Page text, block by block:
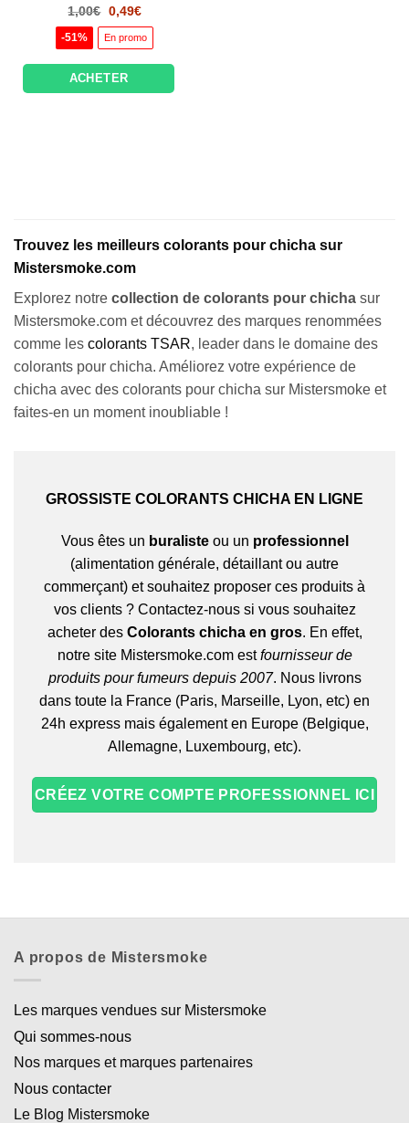
1,00€ Le
prix
initial
était :
0,49€Le
actuel
est :
-51% En promo
ACHETER
Trouvez les meilleurs colorants pour chicha sur
Mistersmoke.com
Explorez notre collection de colorants pour chicha sur
Mistersmoke.com et découvrez des marques renommées
comme les colorants TSAR, leader dans le domaine des
colorants pour chicha. Améliorez votre expérience de
chicha avec des colorants pour chicha sur Mistersmoke et
faites-en un moment inoubliable !
GROSSISTE COLORANTS CHICHA EN LIGNE
Vous êtes un buralisteou un professionnel
(alimentation générale, détaillant ou autre
commerçant) et souhaitez proposer ces produits à
vos clients ? Contactez-nous si vous souhaitez
acheter des Colorants chicha en gros. En effet,
notre site Mistersmoke.com estfournisseur de
produits pour fumeurs depuis 2007. Nous livrons
dans toute la France (Paris, Marseille, Lyon, etc) en
24h express mais également en Europe (Belgique,
Allemagne, Luxembourg, etc).
CRÉEZ VOTRE COMPTE PROFESSIONNEL ICI
A propos de Mistersmoke
Les marques vendues sur Mistersmoke
Qui sommes-nous
Nos marques et marques partenaires
Nous contacter
Le Blog Mistersmoke
Appliquer les filtres